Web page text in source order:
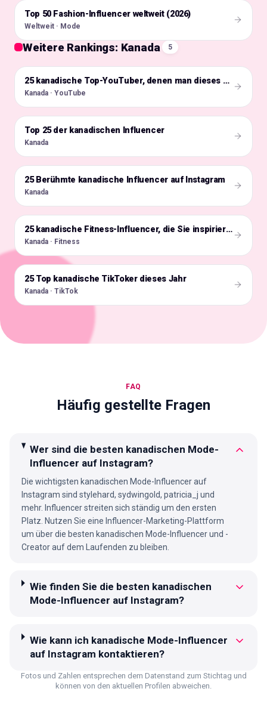
🌍
Top 50 Fashion-Influencer weltweit (2026)
Weltweit · Mode
Weitere Rankings: Kanada 5
🇨🇦 25 kanadische Top-YouTuber, denen man dieses Jahr folgen sollte
Kanada · YouTube
🇨🇦
Top 25 der kanadischen Influencer
Kanada
🇨🇦
25 Berühmte kanadische Influencer auf Instagram
Kanada
🇨🇦 25 kanadische Fitness-Influencer, die Sie inspirieren
Kanada · Fitness
🇨🇦
25 Top kanadische TikToker dieses Jahr
Kanada · TikTok
FAQ
Häufig gestellte Fragen
Wer sind die besten kanadischen Mode-
Influencer auf Instagram?
Die wichtigsten kanadischen Mode-Influencer auf
Instagram sind stylehard, sydwingold, patricia_j und
mehr. Influencer streiten sich ständig um den ersten
Platz. Nutzen Sie eine Influencer-Marketing-Plattform
um über die besten kanadischen Mode-Influencer und -
Creator auf dem Laufenden zu bleiben.
Wie finden Sie die besten kanadischen
Mode-Influencer auf Instagram?
Wie kann ich kanadische Mode-Influencer
auf Instagram kontaktieren?
Fotos und Zahlen entsprechen dem Datenstand zum Stichtag und
können von den aktuellen Profilen abweichen.